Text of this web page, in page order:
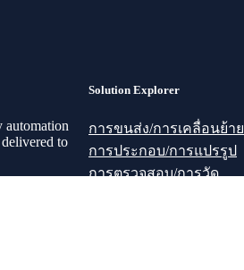
automation
to
Solution Explorer
การขนส่ง/การเคลื่อนย้าย
การประกอบ/การแปรรูป
การตรวจสอบ/การวัด